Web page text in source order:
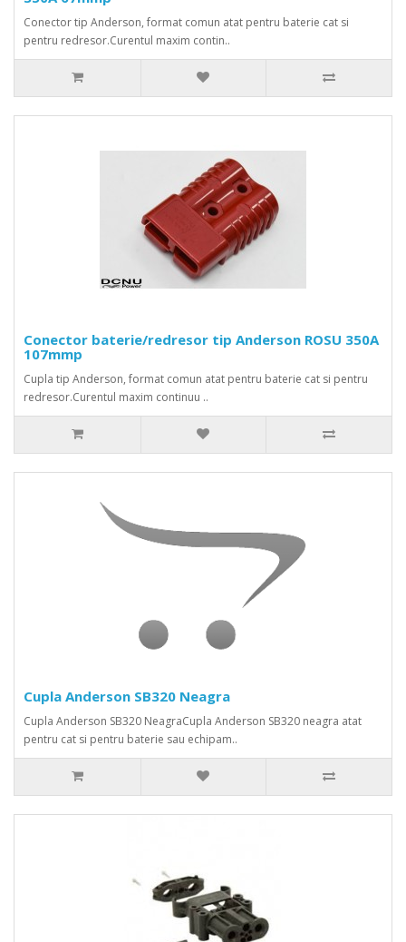
Conector tip Anderson, format comun atat pentru baterie cat si
pentru redresor.Curentul maxim contin..
Conector baterie/redresor tip Anderson ROSU 350A
107mmp
Cupla tip Anderson, format comun atat pentru baterie cat si pentru
redresor.Curentul maxim continuu ..
Cupla Anderson SB320 Neagra
Cupla Anderson SB320 NeagraCupla Anderson SB320 neagra atat
pentru cat si pentru baterie sau echipam..